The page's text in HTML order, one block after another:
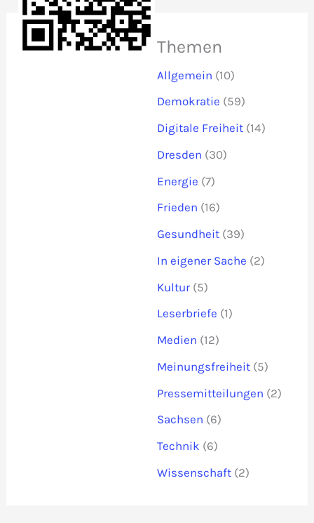
Themen
Allgemein (10)
Demokratie (59)
Digitale Freiheit (14)
Dresden (30)
Energie (7)
Frieden (16)
Gesundheit (39)
In eigener Sache (2)
Kultur (5)
Leserbriefe (1)
Medien (12)
Meinungsfreiheit (5)
Pressemitteilungen (2)
Sachsen (6)
Technik (6)
Wissenschaft (2)